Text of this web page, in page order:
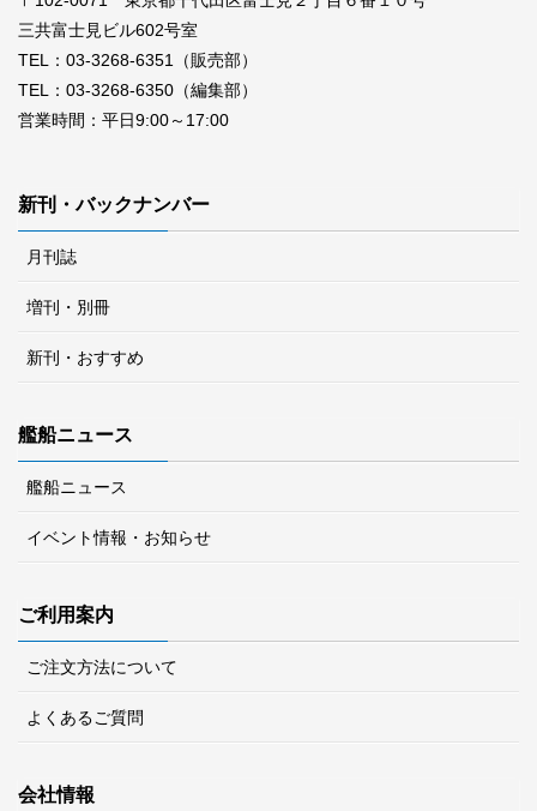
三共富士見ビル602号室
TEL：03-3268-6351（販売部）
TEL：03-3268-6350（編集部）
営業時間：平日9:00～17:00
新刊・バックナンバー
月刊誌
増刊・別冊
新刊・おすすめ
艦船ニュース
艦船ニュース
イベント情報・お知らせ
ご利用案内
ご注文方法について
よくあるご質問
会社情報